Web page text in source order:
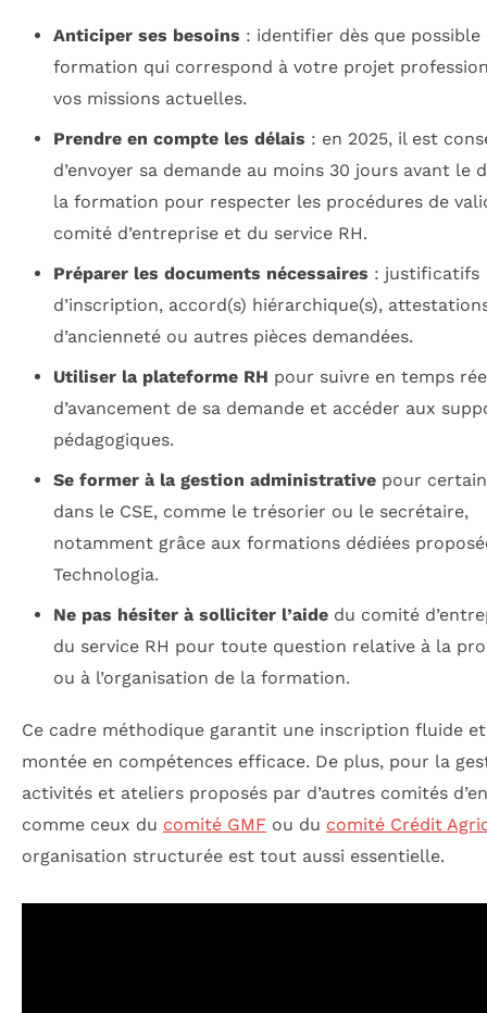
Anticiper ses besoins : identifier dès que possible
formation qui correspond à votre projet
vos missions actuelles.
Prendre en compte les délais : en 2025, il est
d’envoyer sa demande au moins 30 jours avant le
la formation pour respecter les procédures de
comité d’entreprise et du service RH.
Préparer les documents nécessaires : justificatifs
d’inscription, accord(s) hiérarchique(s),
d’ancienneté ou autres pièces demandées.
Utiliser la plateforme RH pour suivre en temps
d’avancement de sa demande et accéder aux
pédagogiques.
Se former à la gestion administrativepour
dans le CSE, comme le trésorier ou le secrétaire,
notamment grâce aux formations dédiées
Technologia.
Ne pas hésiter à solliciter l’aidedu comité
du service RH pour toute question relative à la
ou à l’organisation de la formation.
Ce cadre méthodique garantit une inscription fluide
montée en compétences efficace. De plus, pour la
activités et ateliers proposés par d’autres comités
comme ceux du comité GMF ou du comité Crédit
organisation structurée est tout aussi essentielle.